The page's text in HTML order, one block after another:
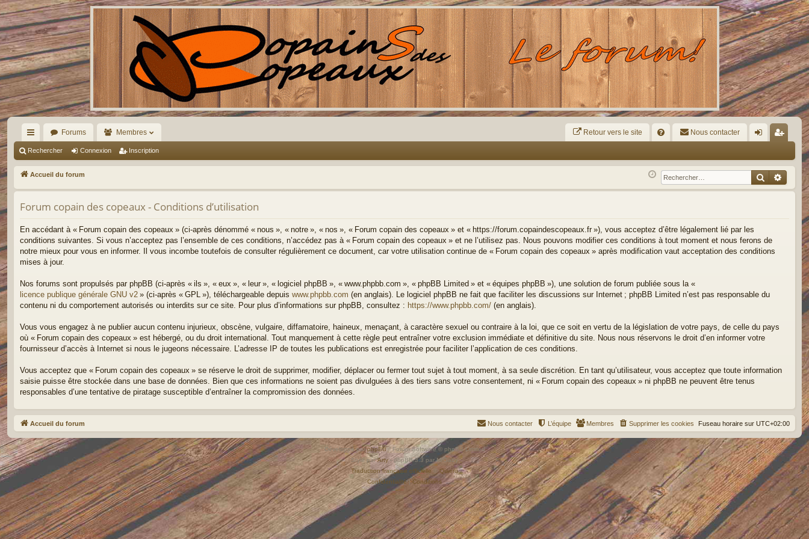
R
ac
co
ci
Forums Membres Retour vers le site
Q
Nous contacter
ne
xi
cri
pti
Rechercher Connexion Inscription
Accueil du forum
Forum copain des copeaux - Conditions d’utilisation
En accédant à « Forum copain des copeaux » (ci-après dénommé « nous », « notre », « nos », « Forum copain des copeaux » et « https://forum.copaindescopeaux.fr »), vous acceptez d’être légalement lié par les
conditions suivantes. Si vous n’acceptez pas l’ensemble de ces conditions, n’accédez pas à « Forum copain des copeaux » et ne l’utilisez pas. Nous pouvons modifier ces conditions à tout moment et nous ferons de
notre mieux pour vous en informer. Il vous incombe toutefois de consulter régulièrement ce document, car votre utilisation continue de « Forum copain des copeaux » après modification vaut acceptation des conditions
mises à jour.
Nos forums sont propulsés par phpBB (ci-après « ils », « eux », « leur », « logiciel phpBB », « www.phpbb.com », « phpBB Limited » et « équipes phpBB »), une solution de forum publiée sous la «
licence publique générale GNU v2 » (ci-après « GPL »), téléchargeable depuis www.phpbb.com (en anglais). Le logiciel phpBB ne fait que faciliter les discussions sur Internet ; phpBB Limited n’est pas responsable du
contenu ni du comportement autorisés ou interdits sur ce site. Pour plus d’informations sur phpBB, consultez : https://www.phpbb.com/ (en anglais).
Vous vous engagez à ne publier aucun contenu injurieux, obscène, vulgaire, diffamatoire, haineux, menaçant, à caractère sexuel ou contraire à la loi, que ce soit en vertu de la législation de votre pays, de celle du pays
où « Forum copain des copeaux » est hébergé, ou du droit international. Tout manquement à cette règle peut entraîner votre exclusion immédiate et définitive du site. Nous nous réservons le droit d’en informer votre
fournisseur d’accès à Internet si nous le jugeons nécessaire. L’adresse IP de toutes les publications est enregistrée pour faciliter l’application de ces conditions.
Vous acceptez que « Forum copain des copeaux » se réserve le droit de supprimer, modifier, déplacer ou fermer tout sujet à tout moment, à sa seule discrétion. En tant qu’utilisateur, vous acceptez que toute information
saisie puisse être stockée dans une base de données. Bien que ces informations ne soient pas divulguées à des tiers sans votre consentement, ni « Forum copain des copeaux » ni phpBB ne peuvent être tenus
responsables d’une tentative de piratage susceptible d’entraîner la compromission des données.
Accueil du forum Fuseau horaire sur UTC+02:00
Supprimer les cookies
Membres
L’équipe
Nous contacter
Développé parphpBB® Forum Software © phpBB Limited
Style parArty- phpBB 3.3 par MrGaby
Traduction française officielle ©Qiaeru
Confidentialité|Conditions